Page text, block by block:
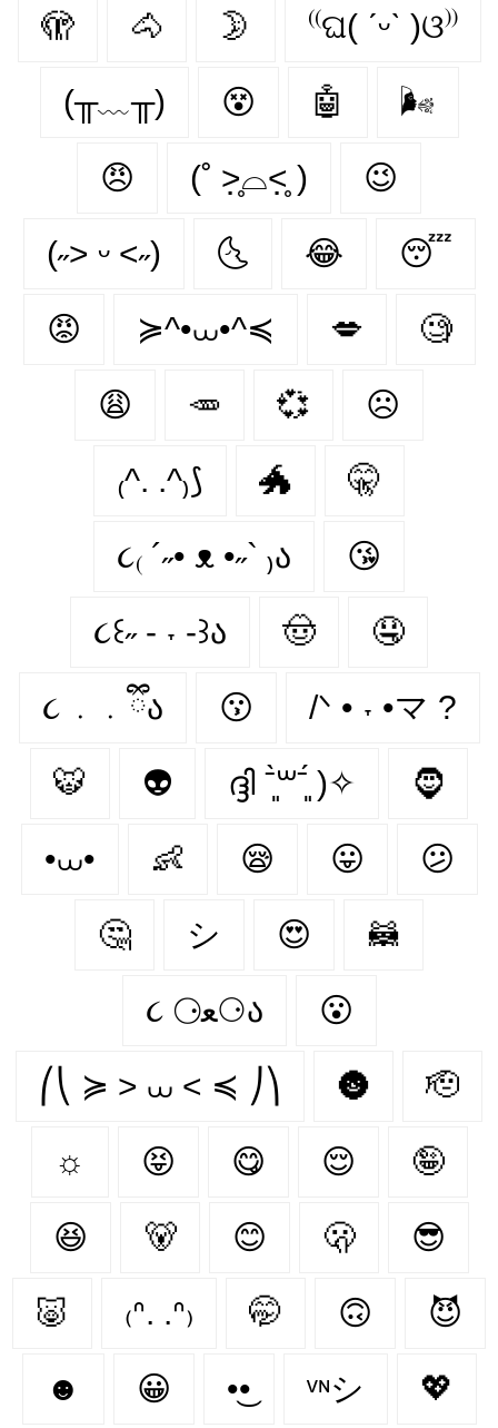
🫣 🐴 🌛 ⁽⁽ଘ( ˊᵕˋ )ଓ⁾⁾
(╥﹏╥) 😵‍ 🤖 🌬
😠 (˚ ˃̣̣̥⌓˂̣̣̥ ) 😉
(˶˃ ᵕ ˂˶) 🌜 😂 😴
😡 ≽^•⩊•^≼ 💋 🧐
😩 🥕 💞 ☹
₍^. .^₎⟆ 🐲 🤫
૮₍ ´˶• ᴥ •˶` ₎ა 😘
૮꒰˶ - ˕ -꒱ა 🤠 🤤
૮ ․ ․ ྀིა 😗 /ᐠ • ˕ •マ ?
🐯 👽 ദ്ദി ˉ͈̀꒳ˉ͈́ )✧ 🧔
•⩊• 👶 😪 😛 😕
🤔 シ 😍 🦝
૮ ⚆ﻌ⚆ა 😮
⎛⎝ ≽ > ⩊ < ≼ ⎠⎞ 🌚 🫡
☼ 😝 😋 😌 🤪
😆 🐻‍ 😊 🫢 😎
🐷 ₍ᐢ. .ᐢ₎ 🤭 🙃 😈
☻ 😀 •͜• ᵛᶰシ 💖